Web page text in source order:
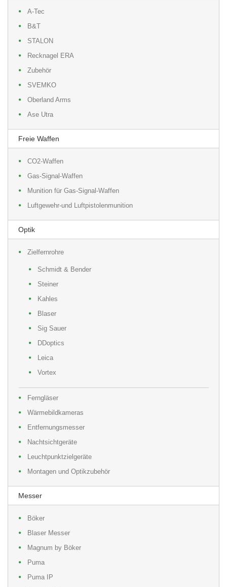
A-Tec
B&T
STALON
Recknagel ERA
Zubehör
SVEMKO
Oberland Arms
Ase Utra
Freie Waffen
CO2-Waffen
Gas-Signal-Waffen
Munition für Gas-Signal-Waffen
Luftgewehr-und Luftpistolenmunition
Optik
Zielfernrohre
Schmidt & Bender
Steiner
Kahles
Blaser
Sig Sauer
DDoptics
Leica
Vortex
Ferngläser
Wärmebildkameras
Entfernungsmesser
Nachtsichtgeräte
Leuchtpunktzielgeräte
Montagen und Optikzubehör
Messer
Böker
Blaser Messer
Magnum by Böker
Puma
Puma IP